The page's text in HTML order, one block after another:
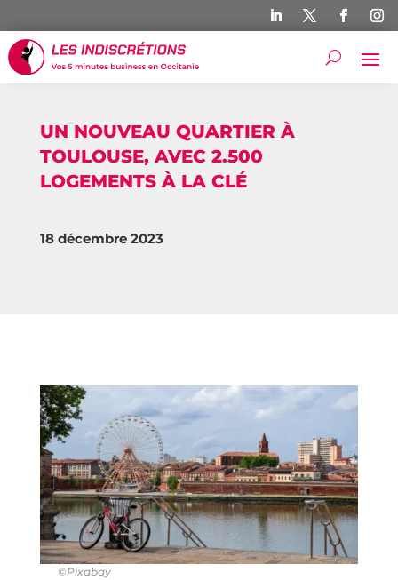
UN NOUVEAU QUARTIER À
TOULOUSE, AVEC 2.500
LOGEMENTS À LA CLÉ
18 décembre 2023
©Pixabay